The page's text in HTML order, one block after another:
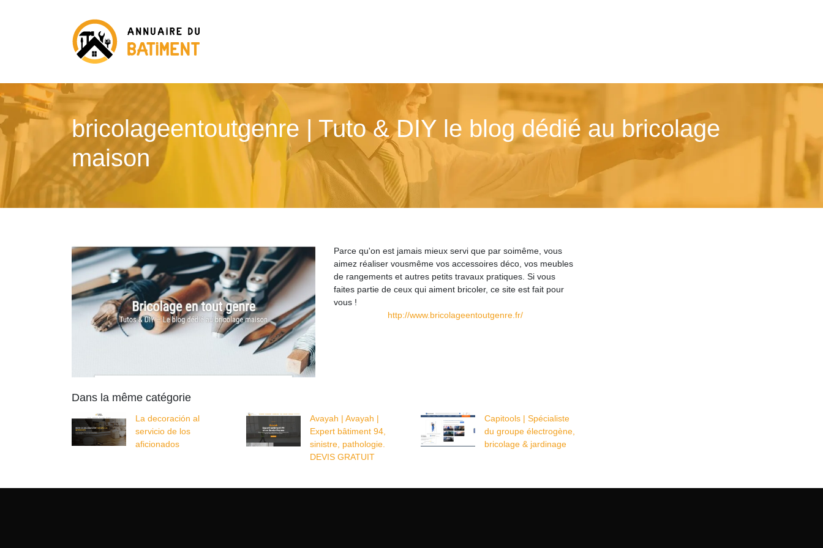
bricola­geen­toutgen­re | Tuto & DIY le blog dédié au bricolage
maison
Parce qu'on est jamais mieux servi que par soimême, vous
aimez réaliser vousmême vos accessoires déco, vos meubles
de rangements et autres petits travaux pratiques. Si vous
faites partie de ceux qui aiment bricoler, ce site est fait pour
vous !
http://www.bricolageentoutgenre.fr/
Dans la même catégorie
La decoración al
servicio de los
aficionados
Avayah | Avayah |
Expert bâtiment 94,
sinistre, pathologie.
DEVIS GRATUIT
Capitools | Spécialiste
du groupe électrogène,
bricolage & jardinage